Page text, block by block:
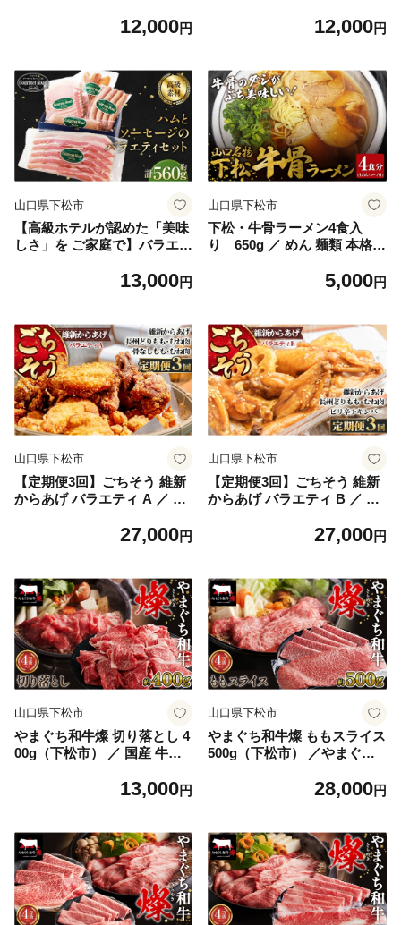
好き 癒し体験 動物カフェ 猫
トスポット おでかけ体験 一
人時間 リラックスタイム フ
リードリンク チケット 体験
型ギフト 動物好き 山口県 N
o.203
12,000円
ートセット カフェタイム ス
体験 写真撮影 デートスポッ
ト おでかけ体験 一人時間 リ
ラックスタイム チケット 体
験型ギフト 猫好き向け 山口
県 No.204
12,000円
山口県下松市
【高級ホテルが認めた「美味
しさ」を ご家庭で】バラエテ
ベーコン ウィンナー ソーセ
り 贅沢 ごちそう 冷凍 肉 バ
ラエティ セット お取り寄せ
グルメ 家庭用 ギフト 山口県
特産品 No.205
13,000円
山口県下松市
下松・牛骨ラーメン4食入
り 650g ／ めん 麺類 本格ラ
骨ラーメン 牛骨スープ 中華
本格 お取り寄せ 家庭用 食事
山口県 No.220
5,000円
山口県下松市
【定期便3回】ごちそう 維新
からあげ バラエティ A ／ 惣
もも 鶏むね ジューシー 秘伝
ご飯のお供 ご当地グルメ 山
口県 No.224
27,000円
山口県下松市
【定期便3回】ごちそう 維新
からあげ バラエティ B ／ 惣
もも 鶏むね ジューシー 秘伝
ご飯のお供 ご当地グルメ 山
口県 No.225
27,000円
山口県下松市
やまぐち和牛燦 切り落とし 4
00g（下松市） ／ 国産 牛肉
ランド牛 やまぐち和牛 燦 切
ごちそう 食卓 しゃぶしゃぶ
すき焼き 煮込み No.212
13,000円
山口県下松市
やまぐち和牛燦 ももスライス
500g（下松市） ／やまぐち
国産 和牛 赤身 旨味 甘み し
るさと納税 お取り寄せ ギフ
ト No.213
28,000円